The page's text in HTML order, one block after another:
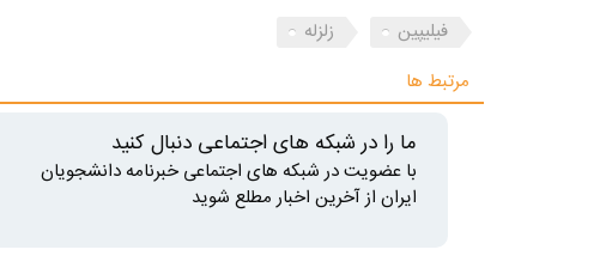
فیلیپین
زلزله
مرتبط ها
ما را در شبکه های اجتماعی دنبال کنید
با عضویت در شبکه های اجتماعی خبرنامه دانشجویان
ایران از آخرین اخبار مطلع شوید